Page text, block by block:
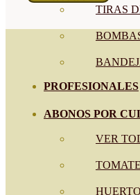
TIRAS
PROFESIONALES
ABONOS POR
VER
HUERTO